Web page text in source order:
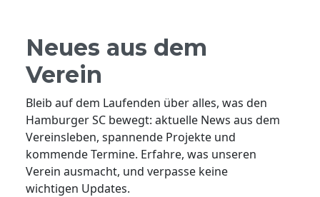
Neues aus dem
Verein
Bleib auf dem Laufenden über alles, was den
Hamburger SC bewegt: aktuelle News aus dem
Vereinsleben, spannende Projekte und
kommende Termine. Erfahre, was unseren
Verein ausmacht, und verpasse keine
wichtigen Updates.